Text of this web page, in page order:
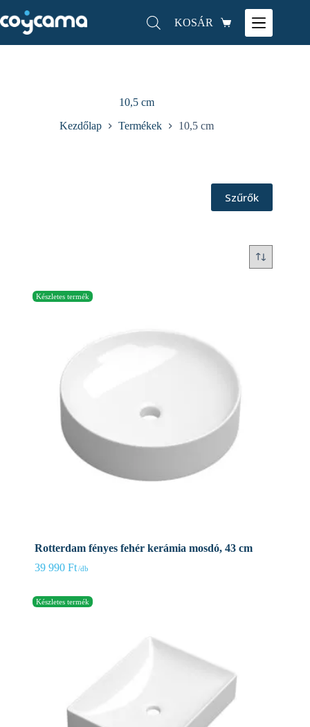
KOSÁR
10,5 cm
Kezdőlap Termékek 10,5 cm
Rotterdam fényes fehér kerámia mosdó, 43 cm
39 990 Ft
Szűrők